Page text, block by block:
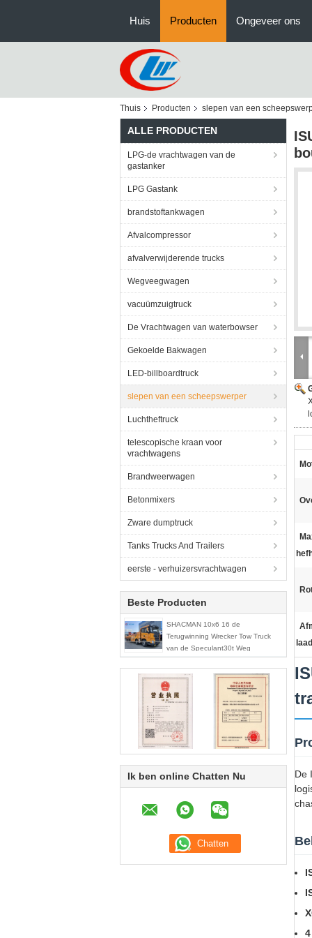
Huis Producten Ongeveer ons
Thuis Producten slepen van een
ALLE PRODUCTEN
LPG-de vrachtwagen van de
gastanker
LPG Gastank
brandstoftankwagen
Afvalcompressor
afvalverwijderende trucks
Wegveegwagen
vacuümzuigtruck
De Vrachtwagen van waterbowser
Gekoelde Bakwagen
LED-billboardtruck
slepen van een scheepswerper
Luchtheftruck
telescopische kraan voor
vrachtwagens
Brandweerwagen
Betonmixers
Zware dumptruck
Tanks Trucks And Trailers
eerste - verhuizersvrachtwagen
Beste Producten
SHACMAN 10x6 16 de
Terugwinning Wrecker Tow Truck
van de Speculant30t Weg
Ik ben online Chatten Nu
De